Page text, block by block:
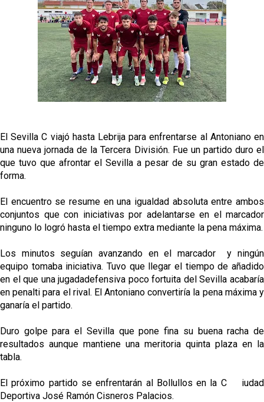
Kochorashvili, seria opción para reforzar el centro
del campo sevillista
Sow muy cerca de cerrar su traspaso al Genoa
Oso es el siguiente en la lista para salir
Sevilla Femenino para la 2026/27
Celta y Rayo agitan el mercado de La Liga
Previa | El Sevilla FC cierra la pretemporada con el
exigente choque ante el Bayer Leverkusen
El Sevilla C viajó hasta Lebrija para enfrentarse al Antoniano en
una nueva jornada de la Tercera División. Fue un partido duro el
que tuvo que afrontar el Sevilla a pesar de su gran estado de
forma.
El encuentro se resume en una igualdad absoluta entre ambos
conjuntos que con iniciativas por adelantarse en el marcador
ninguno lo logró hasta el tiempo extra mediante la pena máxima.
Los minutos seguían avanzando en el marcador y ningún
equipo tomaba iniciativa. Tuvo que llegar el tiempo de añadido
en el que una jugadadefensiva poco fortuita del Sevilla acabaría
en penalti para el rival. El Antoniano convertiría la pena máxima y
ganaría el partido.
Duro golpe para el Sevilla que pone fina su buena racha de
resultados aunque mantiene una meritoria quinta plaza en la
tabla.
El próximo partido se enfrentarán al Bollullos en la Ciudad
Deportiva José Ramón Cisneros Palacios.